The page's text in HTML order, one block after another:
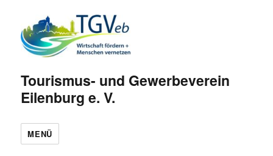
Tourismus- und Gewerbeverein
Eilenburg e. V.
MENÜ